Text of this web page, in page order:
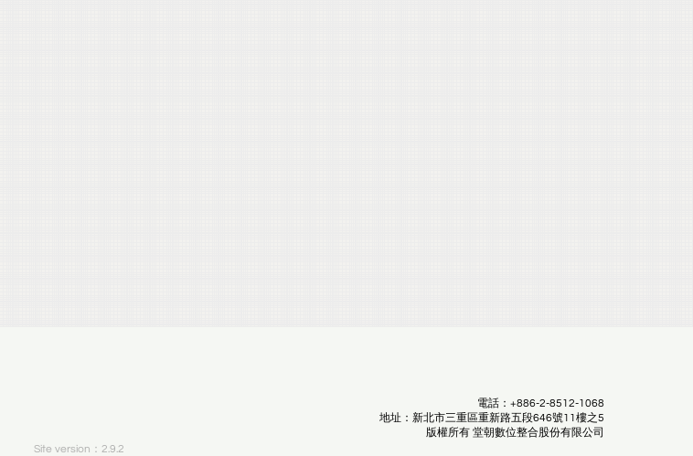
電話：+886-2-8512-1068
地址：新北市三重區重新路五段646號11樓之5
版權所有 堂朝數位整合股份有限公司
Site version：2.9.2